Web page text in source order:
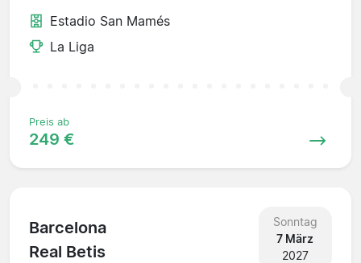
Estadio San Mamés
La Liga
Preis ab
249 €
Barcelona
Real Betis
Sonntag
7 März
2027